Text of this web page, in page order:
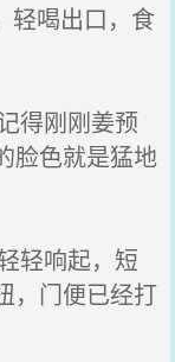
轻喝出口，食
得刚刚姜预
脸色就是猛地
轻响起，短
，门便已经打